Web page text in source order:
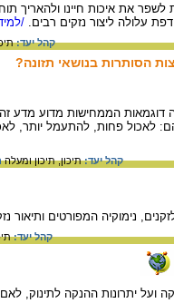
לשפר את איכות חיינו
עלולה ליצור נזקים רבים.
/
קהל יעד:
הסותרות בנושאי תזונה?
דוגמאות הממחישות מדוע מדע
לאכול פחות, להתעמל יותר,
קהל יעד:תיכון,תיכון ומעלה
נימוקיה המפורטים ותיאור
קהל יעד:
ועל יתרונות ההנקה לתינוק,